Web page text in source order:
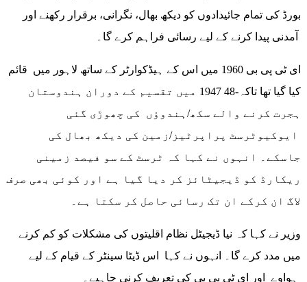
بورڈ کی تمام جائیدادوں کو دیکھ بھال، نگرانی، برقرار رکھنے اور
ای ٹی پی بی 1960 میں اس کے ہیڈکوارٹر کے ساتھ لاہور میں قائم
کیا گیا تھا تاکہ-48 1947 میں تقسیم کے دوران ہندوستان
ہجرت کرنے والے سکھ/ہندوؤں کی چھوڑی گئی
ایوکیوٹرسٹ پراپرٹیز/زمین کی دیکھ بھال کی
جاسکے۔ انہوں نے کہا کہ ٹرسٹ کے سو فیصد زمینی
ریکارڈ کو ڈیجیٹائز کر دیا گیا ہے اور کوئی بھی صرف
لاگ ان کرکے ان تک رسائی حاصل کر سکتا ہے۔
وزیر نے کہا کہ نیا ڈیجیٹل نظام اقلیتوں کی مشکلات کو کم کرنے
میں مدد کرے گا۔ انہوں نے کہا اس ڈیٹا سینٹر کے قیام کے لیے